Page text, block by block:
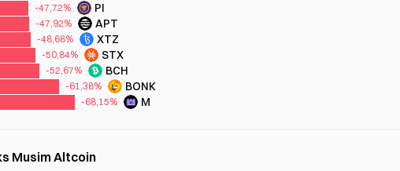
-47,72% PI
-47,92% APT
-48,68% XTZ
-50,84% STX
-52,67% BCH
-61,38% BONK
-68,15% M
Musim Altcoin